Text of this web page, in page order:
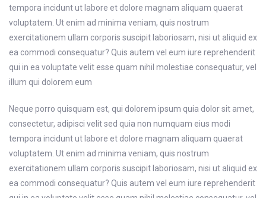
tempora incidunt ut labore et dolore magnam aliquam quaerat
voluptatem. Ut enim ad minima veniam, quis nostrum
exercitationem ullam corporis suscipit laboriosam, nisi ut aliquid ex
ea commodi consequatur? Quis autem vel eum iure reprehenderit
qui in ea voluptate velit esse quam nihil molestiae consequatur, vel
illum qui dolorem eum
Neque porro quisquam est, qui dolorem ipsum quia dolor sit amet,
consectetur, adipisci velit sed quia non numquam eius modi
tempora incidunt ut labore et dolore magnam aliquam quaerat
voluptatem. Ut enim ad minima veniam, quis nostrum
exercitationem ullam corporis suscipit laboriosam, nisi ut aliquid ex
ea commodi consequatur? Quis autem vel eum iure reprehenderit